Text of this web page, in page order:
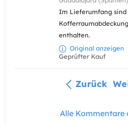
Im Lieferumfang sind
enthalten.
Original anzeigen
Geprüfter Kauf
Zurück
Alle Kommentare